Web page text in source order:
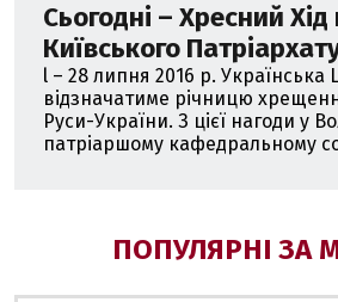
Сьогодні – Хресний
Київського
l – 28 липня 2016 р. Українська
відзначатиме річницю
Руси-України. З цієї нагоди у
патріаршому кафедральному
ПОПУЛЯРНІ ЗА